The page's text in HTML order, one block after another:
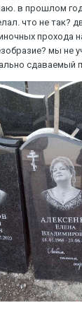
в прошлом
что не так?
прохода
мы не
сдаваемый